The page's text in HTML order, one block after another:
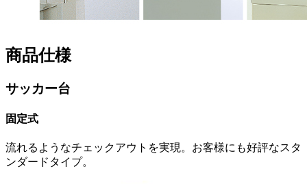
商品仕様
サッカー台
固定式
流れるようなチェックアウトを実現。お客様にも好評なスタ
ンダードタイプ。